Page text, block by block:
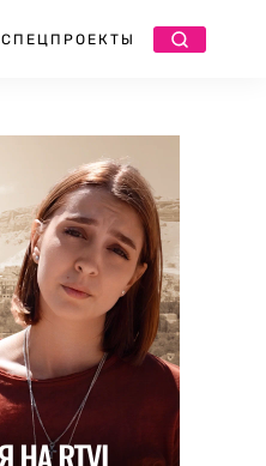
СПЕЦПРОЕКТЫ